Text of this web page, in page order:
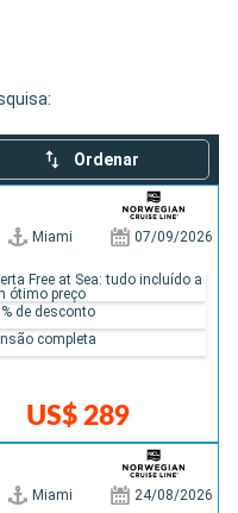
Ordenar
Miami 07/09/2026
US$ 289
Free at Sea: tudo incluído a
ótimo preço
de desconto
completa
Miami 24/08/2026